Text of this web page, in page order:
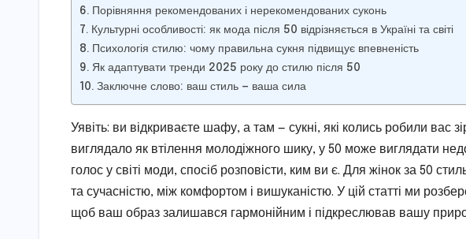
Порівняння рекомендованих і нерекомендованих суконь
Культурні особливості: як мода після 50 відрізняється в Україні та світі
Психологія стилю: чому правильна сукня підвищує впевненість
Як адаптувати тренди 2025 року до стилю після 50
Заключне слово: ваш стиль — ваша сила
Уявіть: ви відкриваєте шафу, а там — сукні, які колись робили вас
виглядало як втілення молодіжного шику, у 50 може виглядати
голос у світі моди, спосіб розповісти, ким ви є. Для жінок за 50
та сучасністю, між комфортом і вишуканістю. У цій статті ми
щоб ваш образ залишався гармонійним і підкреслював вашу